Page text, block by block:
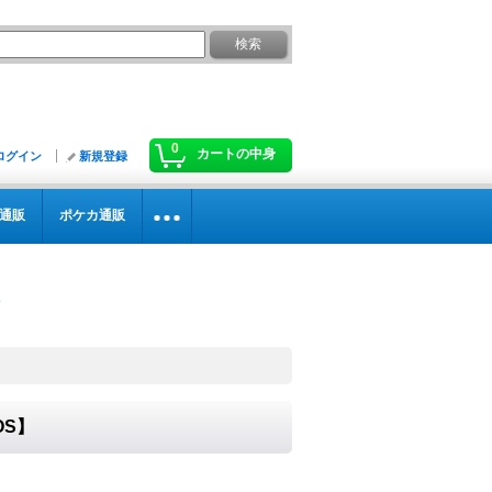
0 カートの中身
グイン 新規登録
販 ポケカ通販
】